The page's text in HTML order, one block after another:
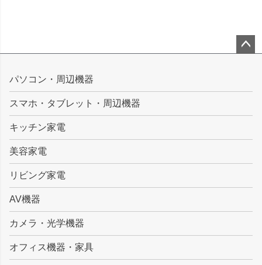
ップ
パソコン・周辺機器
スマホ・タブレット・周辺機器
キッチン家電
美容家電
リビング家電
AV機器
カメラ・光学機器
オフィス機器・家具